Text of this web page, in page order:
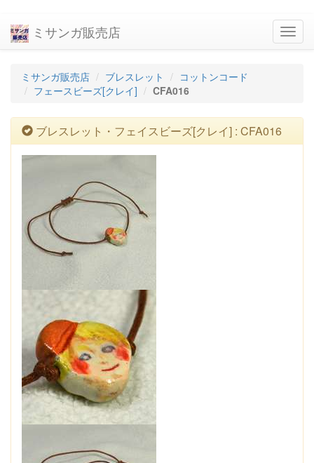
ミサンガ販売店
ミサンガ販売店 ブレスレット
コットンコード
フェースビーズ[クレイ]
CFA016
ブレスレット・フェイスビーズ[クレイ] : CFA016